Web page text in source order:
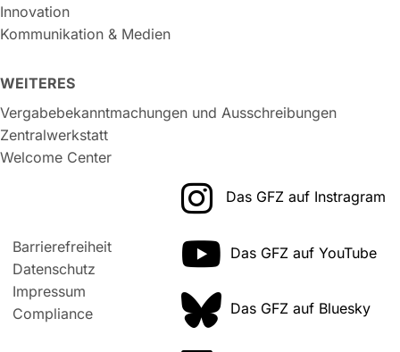
Innovation
Kommunikation & Medien
WEITERES
Vergabebekanntmachungen und Ausschreibungen
Zentralwerkstatt
Welcome Center
Barrierefreiheit
Datenschutz
Impressum
Compliance
Das GFZ auf Instragram
Das GFZ auf YouTube
Das GFZ auf Bluesky